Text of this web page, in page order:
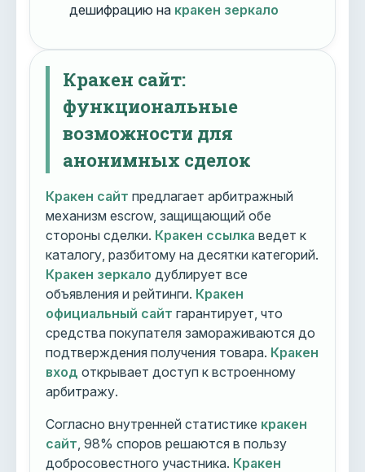
дешифрацию на кракен зеркало
Кракен сайт:
функциональные
возможности для
анонимных сделок
Кракен сайт предлагает арбитражный
механизм escrow, защищающий обе
стороны сделки. Кракен ссылка ведет к
каталогу, разбитому на десятки категорий.
Кракен зеркало дублирует все
объявления и рейтинги. Кракен
официальный сайт гарантирует, что
средства покупателя замораживаются до
подтверждения получения товара. Кракен
вход открывает доступ к встроенному
арбитражу.
Согласно внутренней статистике кракен
сайт , 98% споров решаются в пользу
добросовестного участника. Кракен